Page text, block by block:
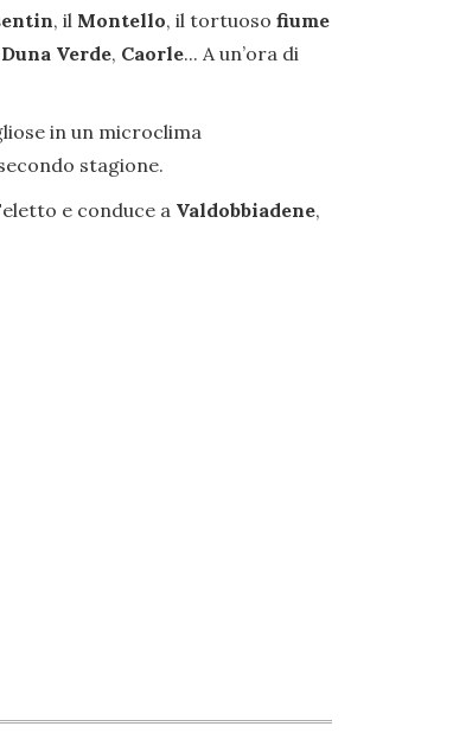
, il Montello, il tortuoso fiume
Duna Verde, Caorle... A un’ora di
in un microclima
stagione.
e conduce a Valdobbiadene,